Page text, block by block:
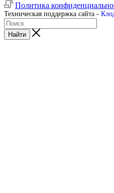
Политика
Техническая поддержка сайта -
Найти